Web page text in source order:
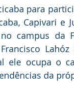
para
Capivari e
campus da
Francisco
ele ocupa o
da